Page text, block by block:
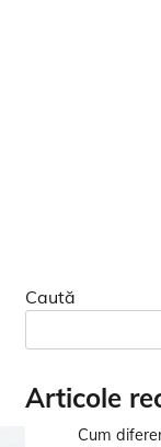
Caută
Articole
Cum